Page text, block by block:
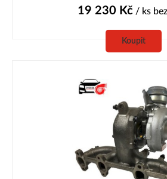
19 230 Kč/ ks
Koupit